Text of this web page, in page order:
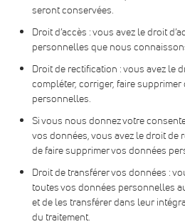
seront conservées.
Droit d’accès : vous avez le droit
personnelles que nous
Droit de rectification : vous avez le
compléter, corriger, faire
personnelles.
Si vous nous donnez votre
vos données, vous avez le droit de
de faire supprimer vos données
Droit de transférer vos données :
toutes vos données personnelles
et de les transférer dans leur
du traitement.